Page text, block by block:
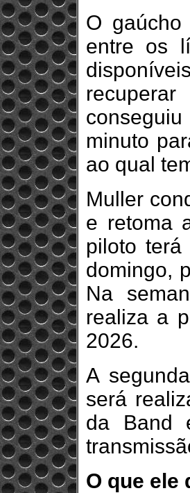
O
entre os
minuto
ao qual
Muller
e retoma
piloto
domingo,
Na
realiza a
2026.
A
será
da Band
O que ele